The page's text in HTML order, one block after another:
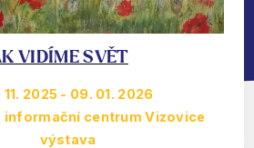
VIDÍME SVĚT
11. 2025 - 09. 01. 2026
informační centrum Vizovice
výstava